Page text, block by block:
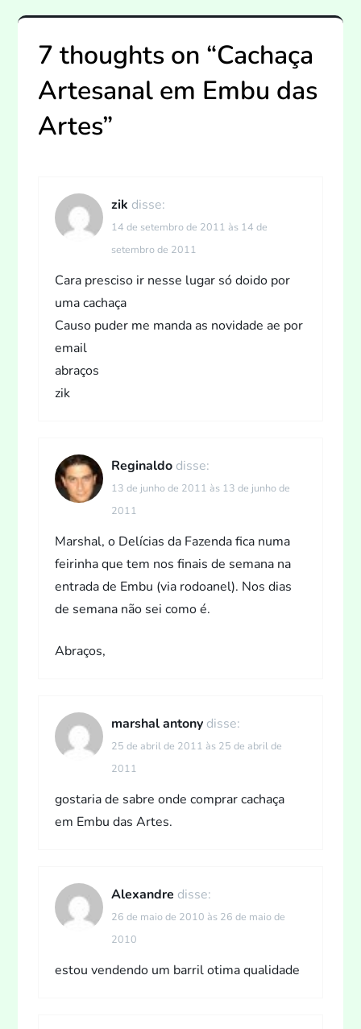
e
g
a
ç
7 thoughts on “Cachaça
Artesanal em Embu das
Artes”
zik disse:
14 de setembro de 2011 às 14 de
setembro de 2011
Cara presciso ir nesse lugar só doido por
uma cachaça
Causo puder me manda as novidade ae por
email
abraços
zik
Reginaldo disse:
13 de junho de 2011 às 13 de junho de
2011
Marshal, o Delícias da Fazenda fica numa
feirinha que tem nos finais de semana na
entrada de Embu (via rodoanel). Nos dias
de semana não sei como é.
Abraços,
marshal antony disse:
25 de abril de 2011 às 25 de abril de
2011
gostaria de sabre onde comprar cachaça
em Embu das Artes.
Alexandre disse:
26 de maio de 2010 às 26 de maio de
2010
estou vendendo um barril otima qualidade